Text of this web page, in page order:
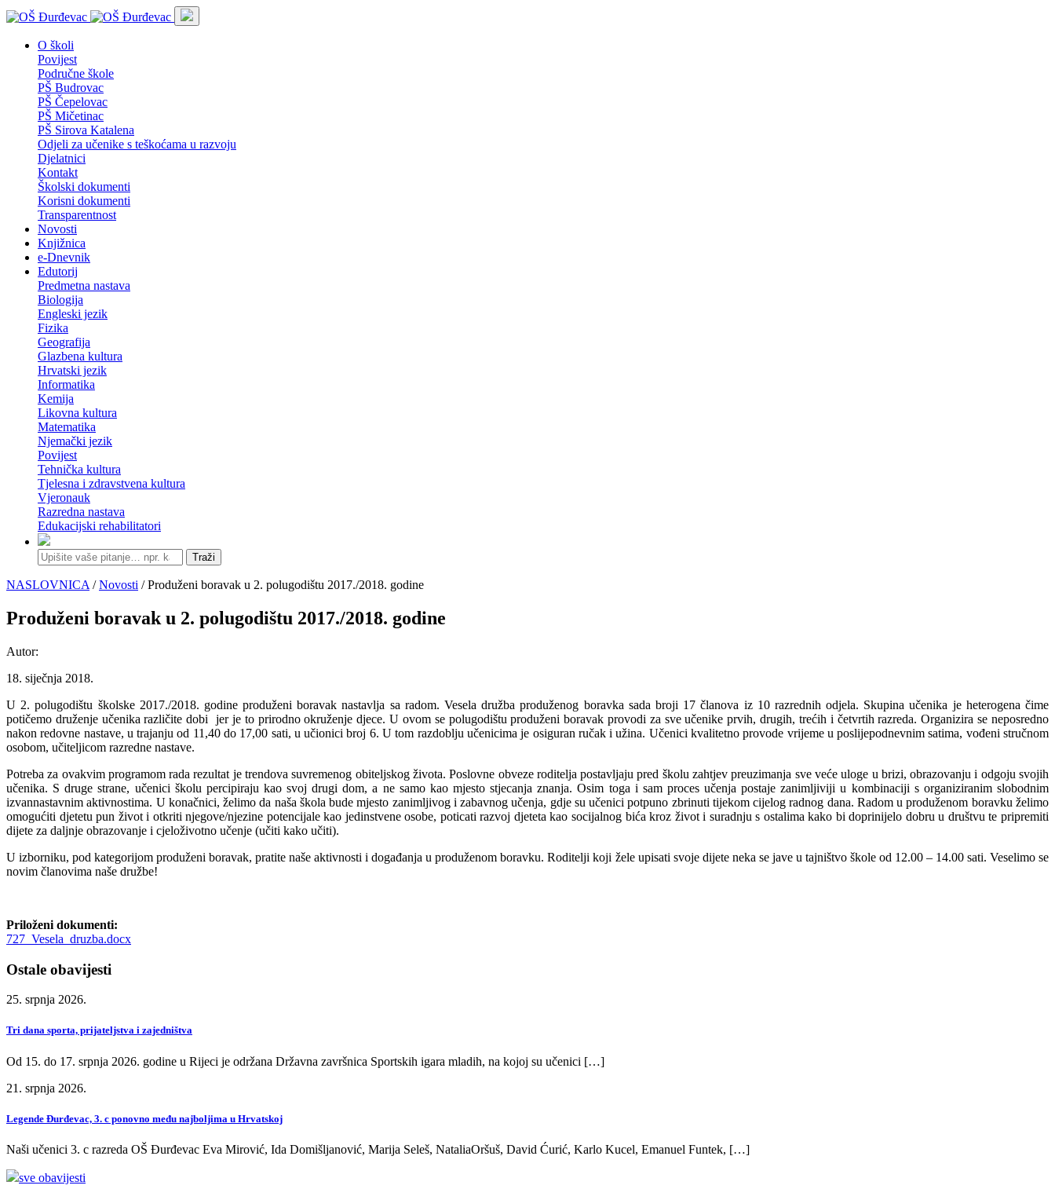
O školi
Povijest
Područne škole
PŠ Budrovac
PŠ Čepelovac
PŠ Mičetinac
PŠ Sirova Katalena
Odjeli za učenike s teškoćama u razvoju
Djelatnici
Kontakt
Školski dokumenti
Korisni dokumenti
Transparentnost
Novosti
Knjižnica
e-Dnevnik
Edutorij
Predmetna nastava
Biologija
Engleski jezik
Fizika
Geografija
Glazbena kultura
Hrvatski jezik
Informatika
Kemija
Likovna kultura
Matematika
Njemački jezik
Povijest
Tehnička kultura
Tjelesna i zdravstvena kultura
Vjeronauk
Razredna nastava
Edukacijski rehabilitatori
Traži
NASLOVNICA /Novosti / Produženi boravak u 2. polugodištu 2017./2018. godine
Produženi boravak u 2. polugodištu 2017./2018. godine
Autor:
18. siječnja 2018.
U 2. polugodištu školske 2017./2018. godine produženi boravak nastavlja sa radom. Vesela družba produženog boravka sada broji 17 članova iz 10 razrednih odjela. Skupina učenika je heterogena čime
potičemo druženje učenika različite dobi jer je to prirodno okruženje djece. U ovom se polugodištu produženi boravak provodi za sve učenike prvih, drugih, trećih i četvrtih razreda. Organizira se neposredno
nakon redovne nastave, u trajanju od 11,40 do 17,00 sati, u učionici broj 6. U tom razdoblju učenicima je osiguran ručak i užina. Učenici kvalitetno provode vrijeme u poslijepodnevnim satima, vođeni stručnom
osobom, učiteljicom razredne nastave.
Potreba za ovakvim programom rada rezultat je trendova suvremenog obiteljskog života. Poslovne obveze roditelja postavljaju pred školu zahtjev preuzimanja sve veće uloge u brizi, obrazovanju i odgoju svojih
učenika. S druge strane, učenici školu percipiraju kao svoj drugi dom, a ne samo kao mjesto stjecanja znanja. Osim toga i sam proces učenja postaje zanimljiviji u kombinaciji s organiziranim slobodnim
izvannastavnim aktivnostima. U konačnici, želimo da naša škola bude mjesto zanimljivog i zabavnog učenja, gdje su učenici potpuno zbrinuti tijekom cijelog radnog dana. Radom u produženom boravku želimo
omogućiti djetetu pun život i otkriti njegove/njezine potencijale kao jedinstvene osobe, poticati razvoj djeteta kao socijalnog bića kroz život i suradnju s ostalima kako bi doprinijelo dobru u društvu te pripremiti
dijete za daljnje obrazovanje i cjeloživotno učenje (učiti kako učiti).
U izborniku, pod kategorijom produženi boravak, pratite naše aktivnosti i događanja u produženom boravku. Roditelji koji žele upisati svoje dijete neka se jave u tajništvo škole od 12.00 – 14.00 sati. Veselimo se
novim članovima naše družbe!
Priloženi dokumenti:
727_Vesela_druzba.docx
Ostale obavijesti
25. srpnja 2026.
Tri dana sporta, prijateljstva i zajedništva
Od 15. do 17. srpnja 2026. godine u Rijeci je održana Državna završnica Sportskih igara mladih, na kojoj su učenici […]
21. srpnja 2026.
Legende Đurđevac, 3. c ponovno među najboljima u Hrvatskoj
Naši učenici 3. c razreda OŠ Đurđevac Eva Mirović, Ida Domišljanović, Marija Seleš, NataliaOršuš, David Ćurić, Karlo Kucel, Emanuel Funtek, […]
sve obavijesti